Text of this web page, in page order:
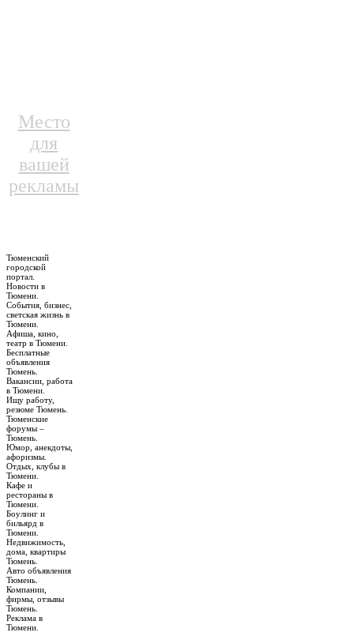
Место
для
вашей
рекламы
Тюменский
городской
портал.
Новости в
Тюмени.
События, бизнес,
светская жизнь в
Тюмени.
Афиша, кино,
театр в Тюмени.
Бесплатные
объявления
Тюмень.
Вакансии, работа
в Тюмени.
Ищу работу,
резюме Тюмень.
Тюменские
форумы –
Тюмень.
Юмор, анекдоты,
афоризмы.
Отдых, клубы в
Тюмени.
Кафе и
рестораны в
Тюмени.
Боулинг и
бильярд в
Тюмени.
Недвижимость,
дома, квартиры
Тюмень.
Авто объявления
Тюмень.
Компании,
фирмы, отзывы
Тюмень.
Реклама в
Тюмени.